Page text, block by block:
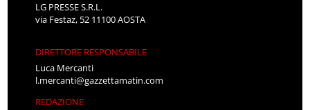
LG PRESSE S.R.L.
via Festaz, 52 11100 AOSTA
DIRETTORE RESPONSABILE
Luca Mercanti
l.mercanti@gazzettamatin.com
REDAZIONE